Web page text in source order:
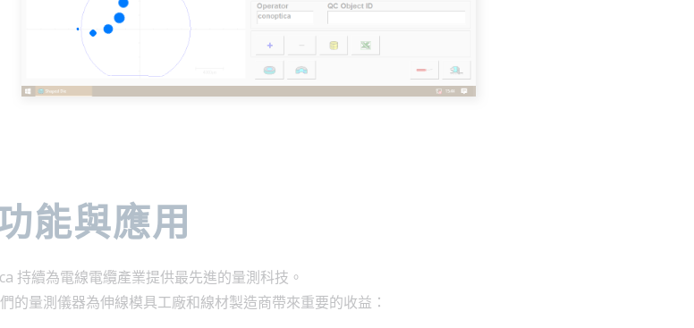
能與應用
持續為電線電纜產業提供最先進的量測科技。
的量測儀器為伸線模具工廠和線材製造商帶來重要的收益：